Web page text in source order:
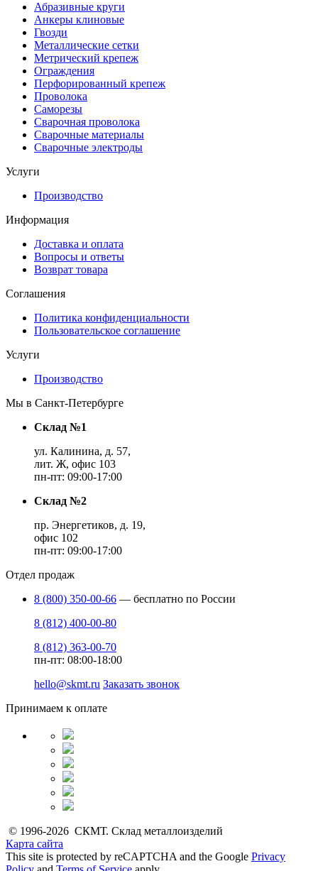
Абразивные круги
Анкеры клиновые
Гвозди
Металлические сетки
Метрический крепеж
Ограждения
Перфорированный крепеж
Проволока
Саморезы
Сварочная проволока
Сварочные материалы
Сварочные электроды
Услуги
Производство
Информация
Доставка и оплата
Вопросы и ответы
Возврат товара
Соглашения
Политика конфиденциальности
Пользовательское соглашение
Услуги
Производство
Мы в Санкт-Петербурге
Склад №1
ул. Калинина, д. 57,
лит. Ж, офис 103
пн-пт: 09:00-17:00
Склад №2
пр. Энергетиков, д. 19,
офис 102
пн-пт: 09:00-17:00
Отдел продаж
8 (800) 350-00-66 — бесплатно по России
8 (812) 400-00-80
8 (812) 363-00-70
пн-пт: 08:00-18:00
hello@skmt.ru Заказать звонок
Принимаем к оплате
© 1996-2026 СКМТ. Склад металлоизделий
Карта сайта
This site is protected by reCAPTCHA and the Google Privacy